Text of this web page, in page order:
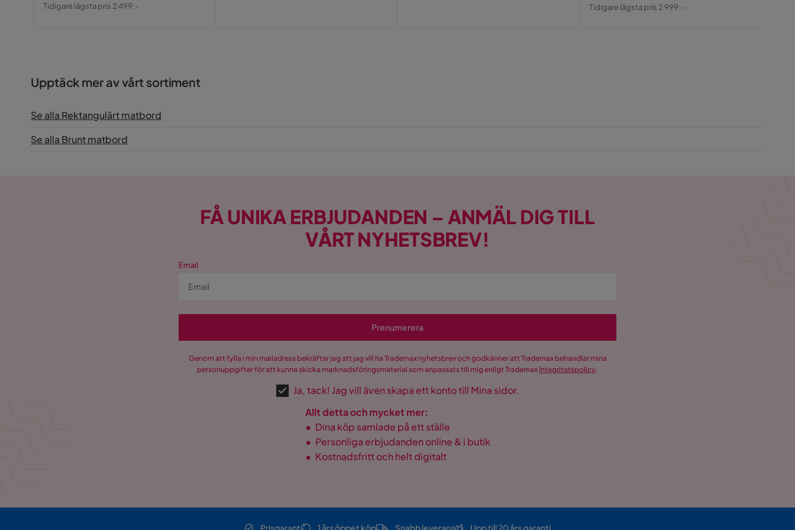
Tidigare lägsta pris 2 499:-
Tidigare lägsta pris 2 999:-
Upptäck mer av vårt sortiment
Se alla Rektangulärt matbord
Se alla Brunt matbord
FÅ UNIKA ERBJUDANDEN – ANMÄL DIG TILL
VÅRT NYHETSBREV!
Email
Prenumerera
Genom att fylla i min mailadress bekräftar jag att jag vill ha Trademax nyhetsbrev och godkänner att Trademax behandlar mina
personuppgifter för att kunna skicka marknadsföringsmaterial som anpassats till mig enligt Trademax Integritetspolicy.
Ja, tack! Jag vill även skapa ett konto till Mina sidor.
Allt detta och mycket mer:
• Dina köp samlade på ett ställe
• Personliga erbjudanden online & i butik
• Kostnadsfritt och helt digitalt
Prisgaranti 1 års öppet köp Snabb leverans Upp till 20 års garanti